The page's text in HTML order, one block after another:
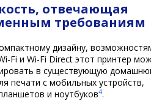
отвечающая
требованиям
дизайну,
Fi и Wi-Fi Direct этот принтер
в существующую
печати с мобильных устройств,
и ноутбуков4.